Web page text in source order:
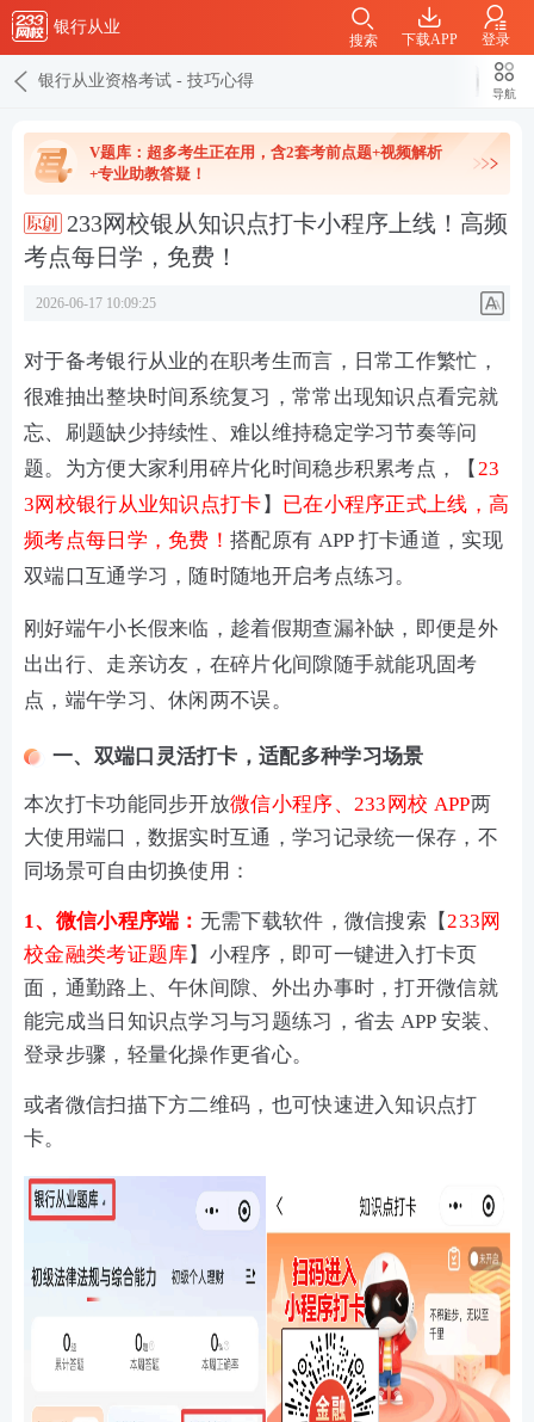
银行从业
下载APP 登录
搜索
银行从业资格考试 - 技巧心得
导航
V题库：超多考生正在用，含2套考前点题+视频解析
+专业助教答疑！
233网校银从知识点打卡小程序上线！高频
考点每日学，免费！
2026-06-17 10:09:25
对于备考银行从业的在职考生而言，日常工作繁忙，
很难抽出整块时间系统复习，常常出现知识点看完就
忘、刷题缺少持续性、难以维持稳定学习节奏等问
题。为方便大家利用碎片化时间稳步积累考点，【 23
3网校银行从业知识点打卡 】 已在小程序正式上线， 高
频考点每日学，免费！搭配原有 APP 打卡通道，实现
双端口互通学习，随时随地开启考点练习。
刚好端午小长假来临，趁着假期查漏补缺，即便是外
出出行、走亲访友，在碎片化间隙随手就能巩固考
点，端午学习、休闲两不误。
一、双端口灵活打卡，适配多种学习场景
本次打卡功能同步开放微信小程序、233网校 APP两
大使用端口，数据实时互通，学习记录统一保存，不
同场景可自由切换使用：
1、微信小程序端： 无需下载软件，微信搜索【233网
校金融类考证题库】小程序，即可一键进入打卡页
面，通勤路上、午休间隙、外出办事时，打开微信就
能完成当日知识点学习与习题练习，省去 APP 安装、
登录步骤，轻量化操作更省心。
或者微信扫描下方二维码，也可快速进入知识点打
卡。